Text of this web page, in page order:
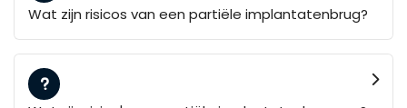
Wat zijn risicos van een partiële implantatenbrug?